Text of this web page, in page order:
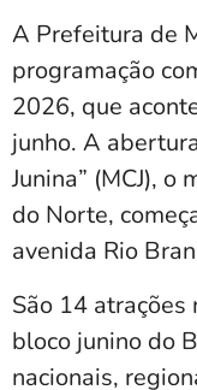
A Prefeitura de
programação
2026, que
junho. A
Junina” (MCJ), o
do Norte,
avenida Rio
São 14
bloco junino do
nacionais,